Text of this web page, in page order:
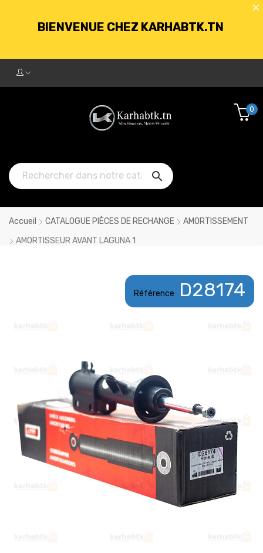
BIENVENUE CHEZ KARHABTK.TN
250DT D'ACHATS

0
Accueil CATALOGUE PIÈCES DE RECHANGE
AMORTISSEMENT
AMORTISSEUR AVANT LAGUNA 1
Référence D28174